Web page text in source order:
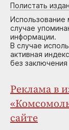
Полистать
Использование
случае
информации.
В случае
активная
без
Реклама в
сайте